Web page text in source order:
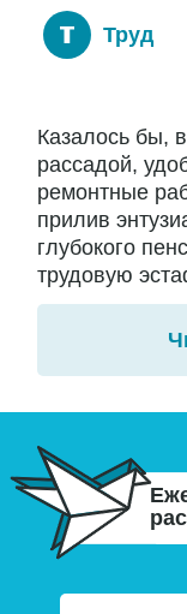
Труд
Казалось бы,
рассадой,
ремонтные
прилив
глубокого
трудовую